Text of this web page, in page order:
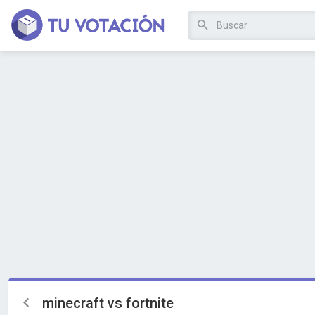
minecraft vs fortnite